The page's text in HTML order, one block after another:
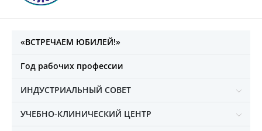
«ВСТРЕЧАЕМ ЮБИЛЕЙ!»
Год рабочих профессии
ИНДУСТРИАЛЬНЫЙ СОВЕТ
УЧЕБНО-КЛИНИЧЕСКИЙ ЦЕНТР